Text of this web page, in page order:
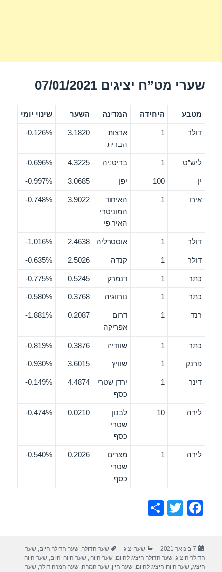
שערי מט”ח יציגים 07/01/2021
מטבע היחידה המדינה השער שינוי יומי
דולר 1
ארצות
הברית
3.1820
0.126%-
ליש”ט 1 בריטניה 4.3225
0.696%-
ין 100 יפן 3.0685
0.997%-
אירו 1
האיחוד
המוניטרי
האירופי
3.9022
0.748%-
דולר 1 אוסטרליה 2.4638
1.016%-
דולר 1 קנדה 2.5026
0.635%-
כתר 1 דנמרק 0.5245
0.775%-
כתר 1 נורווגיה 0.3768
0.580%-
רנד 1
דרום
אפריקה
0.2087
1.881%-
כתר 1 שוודיה 0.3876
0.819%-
פרנק 1 שוויץ 3.6015
0.930%-
דינר 1
ירדן שטרי
כסף
4.4874
0.149%-
לירה 10
לבנון
שטרי
כסף
0.0210
0.474%-
לירה 1
מצרים
שטרי
כסף
0.2026
0.540%-
F
e
T
er
e
פורסם
בתאריך
7 בינואר 2021 קטגוריות
שער יציג תגיות
שער הדולר,שער הדולר היום,שער
הדולר היציג,שער הדולר היציג להיום,שער היורו,שער היורו היום,שער היורו
היציג,שער היורו היציג להיום,שער היין,שער המרה,שער המרה דולר,שער